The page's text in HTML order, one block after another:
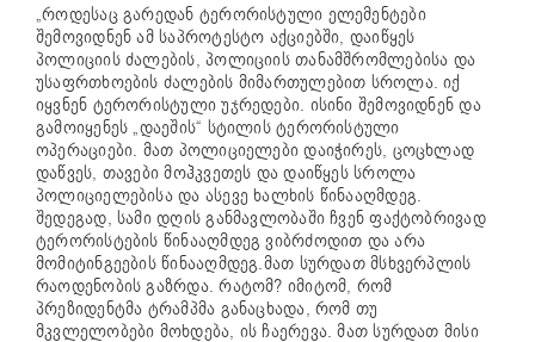
„როდესაც გარედან ტერორისტული ელემენტები
შემოვიდნენ ამ საპროტესტო აქციებში, დაიწყეს
პოლიციის ძალების, პოლიციის თანამშრომლებისა და
უსაფრთხოების ძალების მიმართულებით სროლა. იქ
იყვნენ ტერორისტული უჯრედები. ისინი შემოვიდნენ და
გამოიყენეს „დაეშის“ სტილის ტერორისტული
ოპერაციები. მათ პოლიციელები დაიჭირეს, ცოცხლად
დაწვეს, თავები მოჰკვეთეს და დაიწყეს სროლა
პოლიციელებისა და ასევე ხალხის წინააღმდეგ.
შედეგად, სამი დღის განმავლობაში ჩვენ ფაქტობრივად
ტერორისტების წინააღმდეგ ვიბრძოდით და არა
მომიტინგეების წინააღმდეგ.მათ სურდათ მსხვერპლის
რაოდენობის გაზრდა. რატომ? იმიტომ, რომ
პრეზიდენტმა ტრამპმა განაცხადა, რომ თუ
მკვლელობები მოხდება, ის ჩაერევა. მათ სურდათ მისი